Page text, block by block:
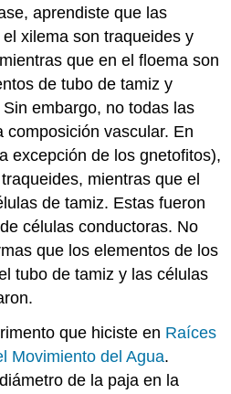
aprendiste que las
xilema son traqueides y
que en el floema son
de tubo de tamiz y
embargo, no todas las
composición vascular. En
excepción de los gnetofitos),
mientras que el
de tamiz. Estas fueron
células conductoras. No
que los elementos de los
tubo de tamiz y las células
que hiciste en Raíces
Movimiento del Agua.
de la paja en la